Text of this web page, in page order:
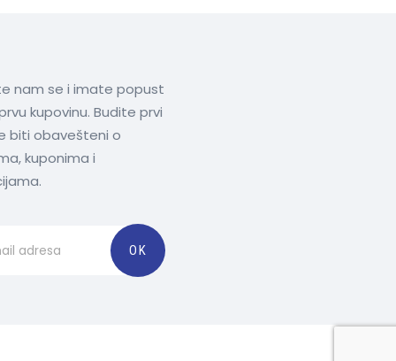
nam se i imate popust
kupovinu. Budite prvi
biti obavešteni o
kuponima i